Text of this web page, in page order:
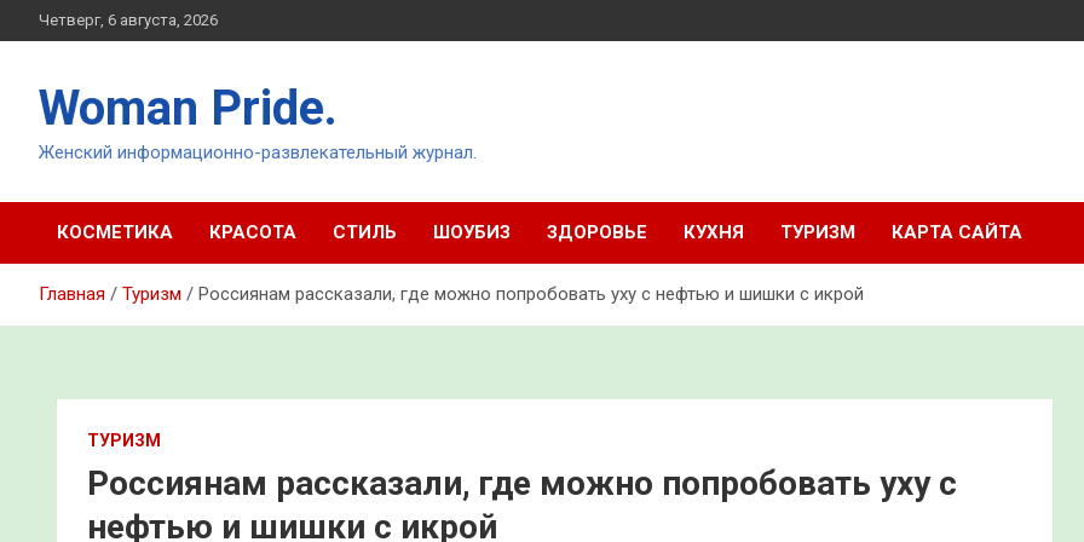
Перейти
к
Четверг, 6 августа, 2026
Woman Pride.
Женский информационно-развлекательный журнал.
КОСМЕТИКА КРАСОТА СТИЛЬ ШОУБИЗ ЗДОРОВЬЕ КУХНЯ ТУРИЗМ КАРТА САЙТА
Главная Туризм Россиянам рассказали, где можно попробовать уху с нефтью и шишки с икрой
ТУРИЗМ
Россиянам рассказали, где можно попробовать уху с
нефтью и шишки с икрой